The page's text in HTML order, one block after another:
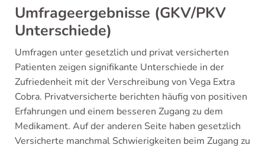
Umfrageergebnisse (GKV/PKV
Unterschiede)
Umfragen unter gesetzlich und privat versicherten
Patienten zeigen signifikante Unterschiede in der
Zufriedenheit mit der Verschreibung von Vega Extra
Cobra. Privatversicherte berichten häufig von positiven
Erfahrungen und einem besseren Zugang zu dem
Medikament. Auf der anderen Seite haben gesetzlich
Versicherte manchmal Schwierigkeiten beim Zugang zu